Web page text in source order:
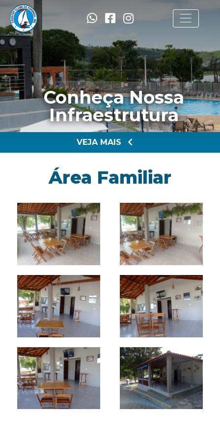
Conheça Nossa
Infraestrutura
VEJA MAIS
Área Familiar